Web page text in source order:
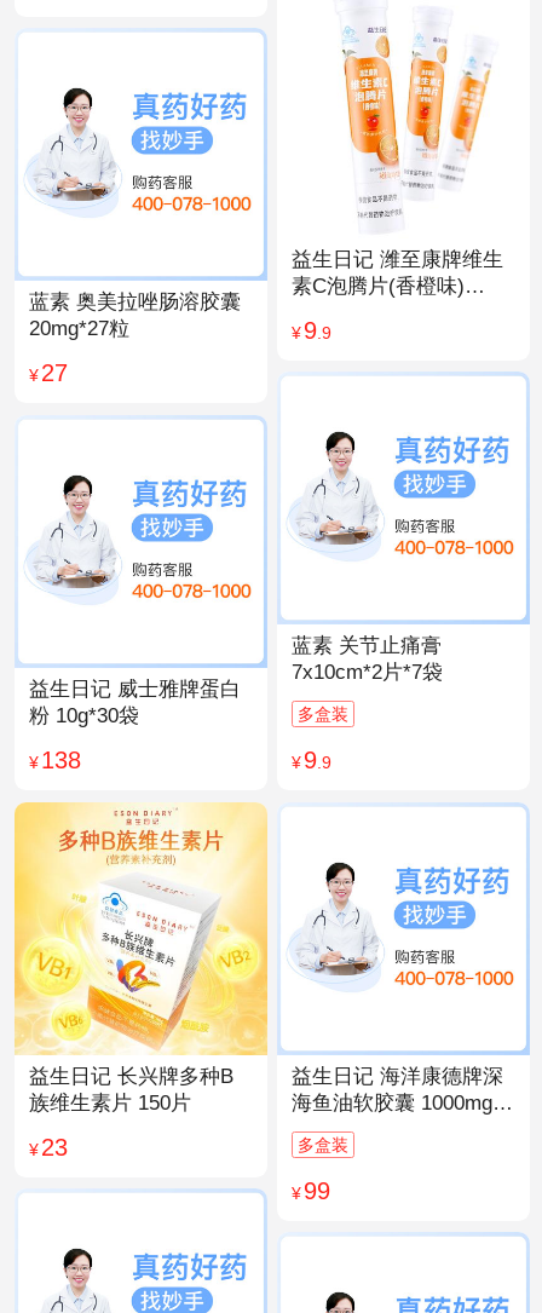
益生日记 潍至康牌维生
素C泡腾片(香橙味)
¥9.9
蓝素 奥美拉唑肠溶胶囊
20mg*27粒
¥27
蓝素 关节止痛膏
7x10cm*2片*7袋
多盒装
¥9.9
益生日记 威士雅牌蛋白
粉 10g*30袋
¥138
益生日记 海洋康德牌深
海鱼油软胶囊 1000mg/
粒*200粒
多盒装
¥99
益生日记 长兴牌多种B
族维生素片 150片
¥23